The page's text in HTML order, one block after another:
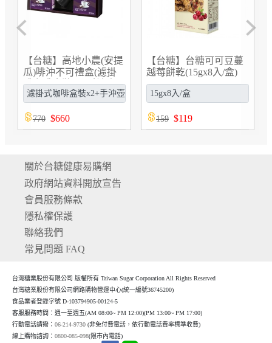
農(安提
(濾掛
沖壺/
【台糖】台糖可可豆蔓
越莓餅乾(15gx8入/盒)
(9751)
【台糖】台糖日式
鰻(100gx3罐/組
Previous Next
關於台糖健康易購網
政府網站資料開放宣告
會員服務條款
隱私權保護
聯絡我們
常見問題 FAQ
台灣糖業股份有限公司 版權所有 Taiwan Sugar Corporation All Rights Reserved
台灣糖業股份有限公司網路購物營運中心(統一編號36745200)
食品業者登錄字號 D-103794905-00124-5
客服服務時間：週一至週五(AM 08:00~ PM 12:00)(PM 13:00~ PM 17:00)
行動電話請撥：06-214-9730 (非免付費電話，依行動電話費率標準收費)
線上購物諮詢：0800-085-098(限市內電話)